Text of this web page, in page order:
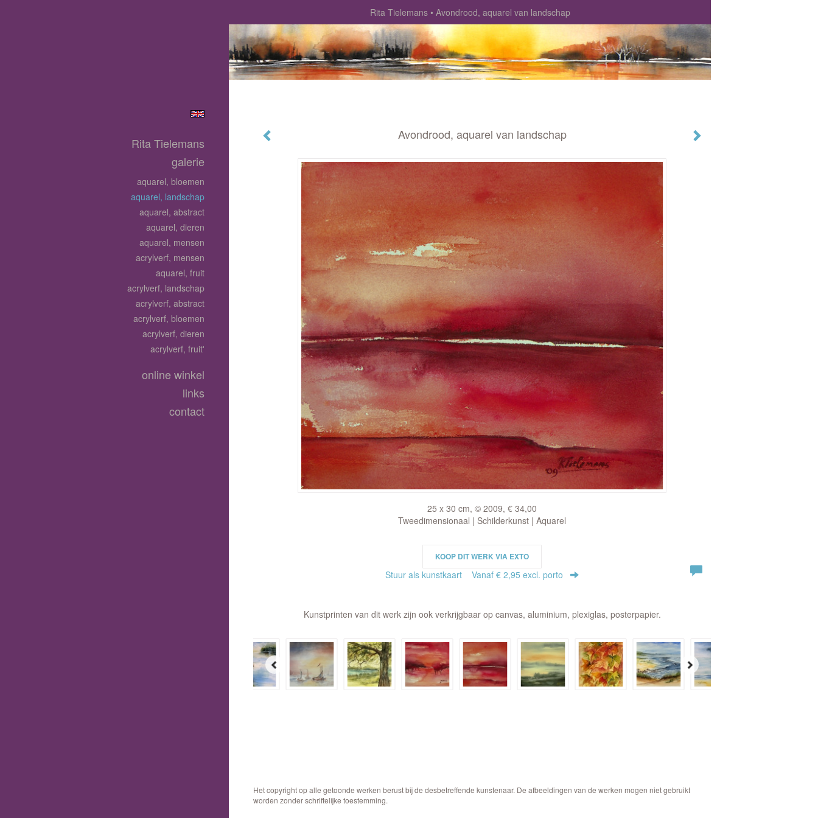
Rita Tielemans Avondrood, aquarel van landschap
Avondrood, aquarel van landschap
25 x 30 cm, © 2009, € 34,00
Tweedimensionaal | Schilderkunst | Aquarel
KOOP DIT WERK VIA EXTO
Stuur als kunstkaart Vanaf € 2,95 excl. porto
Kunstprinten van dit werk zijn ook verkrijgbaar op canvas, aluminium, plexiglas, posterpapier.
Rita Tielemans
galerie
aquarel, bloemen
aquarel, landschap
aquarel, abstract
aquarel, dieren
aquarel, mensen
acrylverf, mensen
aquarel, fruit
acrylverf, landschap
acrylverf, abstract
acrylverf, bloemen
acrylverf, dieren
acrylverf, fruit'
online winkel
links
contact
Het copyright op alle getoonde werken berust bij de desbetreffende kunstenaar. De afbeeldingen van de werken mogen niet gebruikt
worden zonder schriftelijke toestemming.